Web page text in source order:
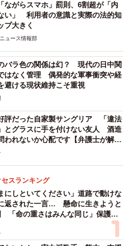
ながらスマホ」罰則、6割超が「内
い」 利用者の意識と実際の法的知
プ大きく
ュース情報部
バラ色の関係は幻？ 現代の日中関
はなく管理 偶発的な軍事衝突や経
避ける現状維持こそ重視
評だった自家製サングリア 「違法
とグラスに手を付けない友人 酒造
われないか心配です【弁護士が解
セスランキング
にしといてください」道路で動けな
返された一言… 懸命に生きようと
「命の重さはみんな同じ」保護団